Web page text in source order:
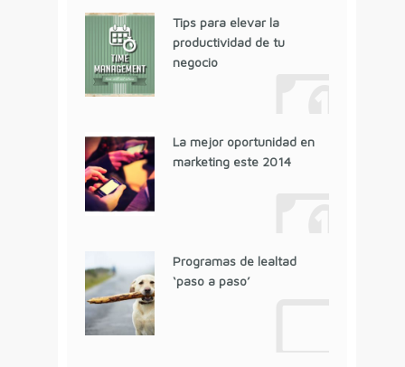
Tips para elevar la
productividad de tu
negocio
La mejor oportunidad en
marketing este 2014
Programas de lealtad
‘paso a paso’